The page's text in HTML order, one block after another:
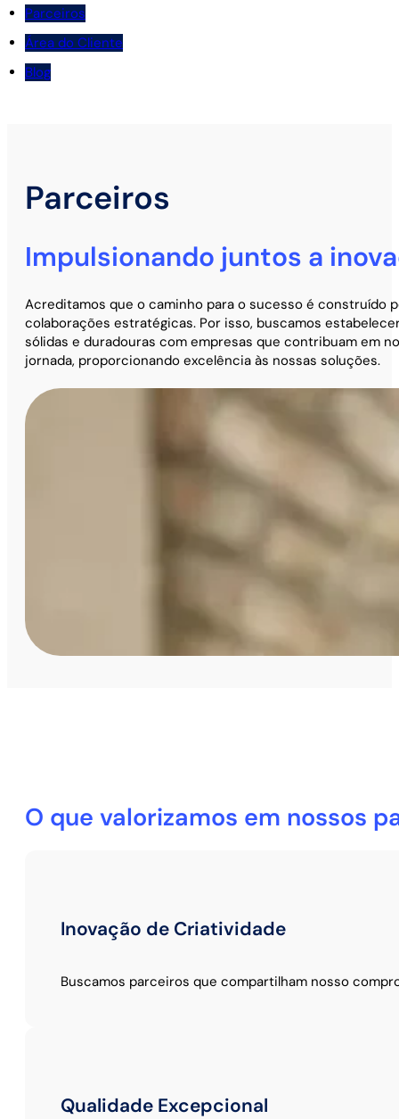
Parceiros
Área do Cliente
Blog
Parceiros
Impulsionando juntos a
Acreditamos que o caminho para o sucesso é construído
colaborações estratégicas. Por isso, buscamos
sólidas e duradouras com empresas que contribuam em
jornada, proporcionando excelência às nossas soluções.
O que valorizamos em nossos
Inovação de Criatividade
Buscamos parceiros que compartilham nosso
Qualidade Excepcional